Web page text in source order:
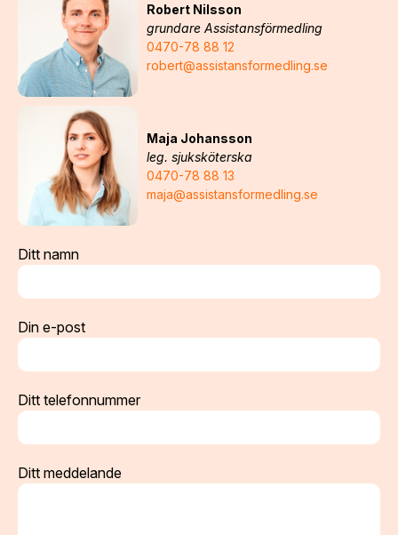
Robert Nilsson
grundare Assistansförmedling
0470-78 88 12
robert@assistansformedling.se
Maja Johansson
leg. sjuksköterska
0470-78 88 13
maja@assistansformedling.se
Ditt namn
Din e-post
Ditt telefonnummer
Ditt meddelande